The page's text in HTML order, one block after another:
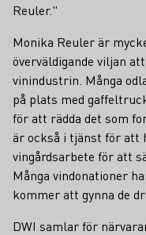
Reuler."
Monika Reuler är
överväldigande viljan
vinindustrin. Många
på plats med
för att rädda det som
är också i tjänst för att
vingårdsarbete för att
Många vindonationer
kommer att gynna de
DWI samlar för